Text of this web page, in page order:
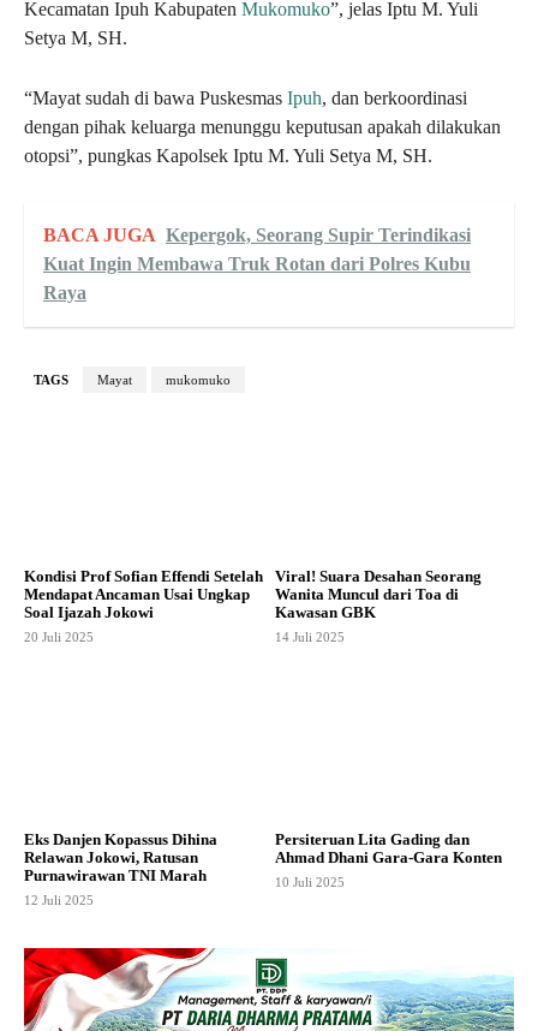
Kecamatan Ipuh Kabupaten Mukomuko”, jelas Iptu M. Yuli
Setya M, SH.
“Mayat sudah di bawa Puskesmas Ipuh, dan berkoordinasi
dengan pihak keluarga menunggu keputusan apakah dilakukan
otopsi”, pungkas Kapolsek Iptu M. Yuli Setya M, SH.
BACA JUGA Kepergok, Seorang Supir Terindikasi
Kuat Ingin Membawa Truk Rotan dari Polres Kubu
Raya
TAGS Mayat mukomuko
Kondisi Prof Sofian Effendi Setelah
Mendapat Ancaman Usai Ungkap
Soal Ijazah Jokowi
20 Juli 2025
Viral! Suara Desahan Seorang
Wanita Muncul dari Toa di
Kawasan GBK
14 Juli 2025
Eks Danjen Kopassus Dihina
Relawan Jokowi, Ratusan
Purnawirawan TNI Marah
12 Juli 2025
Persiteruan Lita Gading dan
Ahmad Dhani Gara-Gara Konten
10 Juli 2025